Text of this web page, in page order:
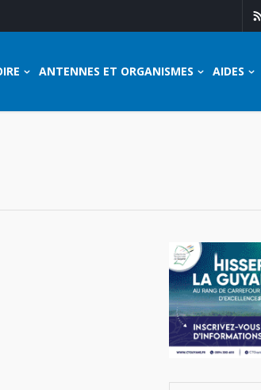
ANTENNES ET ORGANISMES AIDES